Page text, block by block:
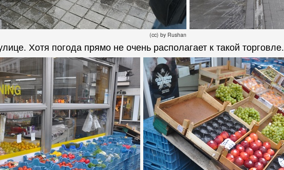
(cc) by Rushan
Хотя погода прямо не очень располагает к такой торговле.